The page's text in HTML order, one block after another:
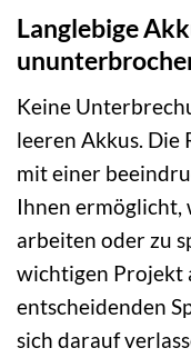
Langlebige
Keine
leeren Akkus. Die
mit einer
Ihnen ermöglicht,
arbeiten oder zu
wichtigen Projekt
entscheidenden
sich darauf